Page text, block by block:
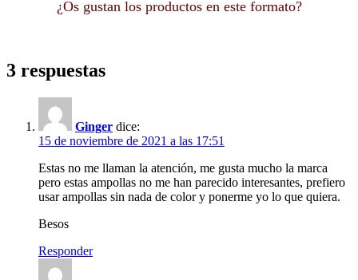
¿Os gustan los productos en este formato?
3 respuestas
Ginger dice:
15 de noviembre de 2021 a las 17:51
Estas no me llaman la atención, me gusta mucho la marca
pero estas ampollas no me han parecido interesantes, prefiero
usar ampollas sin nada de color y ponerme yo lo que quiera.
Besos
Responder